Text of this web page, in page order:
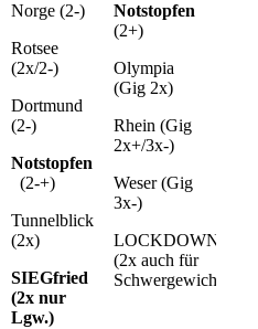
Norge (2-)
Rotsee
(2x/2-)
Dortmund
(2-)
Notstopfen
(2-+)
Tunnelblick
(2x)
SIEGfried
(2x nur
Lgw.)
Notstopfen
(2+)
Olympia
(Gig 2x)
Rhein (Gig
2x+/3x-)
Weser (Gig
3x-)
LOCKDOWN
(2x auch für
Schwergewichte)